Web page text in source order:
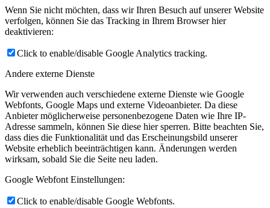
Wenn Sie nicht möchten, dass wir Ihren Besuch auf unserer Website
verfolgen, können Sie das Tracking in Ihrem Browser hier
deaktivieren:
Click to enable/disable Google Analytics tracking.
Andere externe Dienste
Wir verwenden auch verschiedene externe Dienste wie Google
Webfonts, Google Maps und externe Videoanbieter. Da diese
Anbieter möglicherweise personenbezogene Daten wie Ihre IP-
Adresse sammeln, können Sie diese hier sperren. Bitte beachten Sie,
dass dies die Funktionalität und das Erscheinungsbild unserer
Website erheblich beeinträchtigen kann. Änderungen werden
wirksam, sobald Sie die Seite neu laden.
Google Webfont Einstellungen:
Click to enable/disable Google Webfonts.